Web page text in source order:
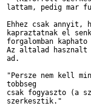
lattam, pedig mar
Ehhez csak annyit,
kapraztatnak el
forgalomban
Az altalad hasznalt
ad.
"Persze nem kell
tobbseg
csak fogyaszto (a
szerkesztik."